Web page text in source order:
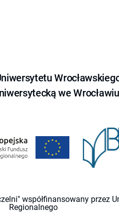
we Wrocławiu
współfinansowany przez
Regionalnego